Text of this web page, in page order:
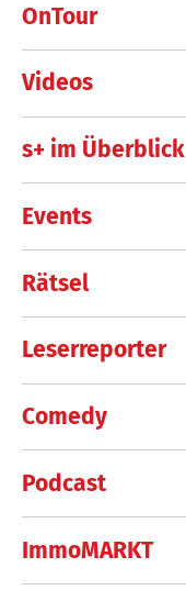
OnTour
Videos
s+ im Überblick
Events
Rätsel
Leserreporter
Comedy
Podcast
ImmoMARKT